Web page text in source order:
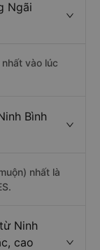
Ngãi
vào lúc
Bình
nhất là
Ninh
cao